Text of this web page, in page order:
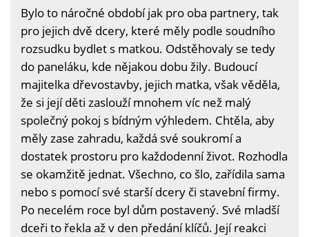
Bylo to náročné období jak pro oba partnery, tak
pro jejich dvě dcery, které měly podle soudního
rozsudku bydlet s matkou. Odstěhovaly se tedy
do paneláku, kde nějakou dobu žily. Budoucí
majitelka dřevostavby, jejich matka, však věděla,
že si její děti zaslouží mnohem víc než malý
společný pokoj s bídným výhledem. Chtěla, aby
měly zase zahradu, každá své soukromí a
dostatek prostoru pro každodenní život. Rozhodla
se okamžitě jednat. Všechno, co šlo, zařídila sama
nebo s pomocí své starší dcery či stavební firmy.
Po necelém roce byl dům postavený. Své mladší
dceři to řekla až v den předání klíčů. Její reakci